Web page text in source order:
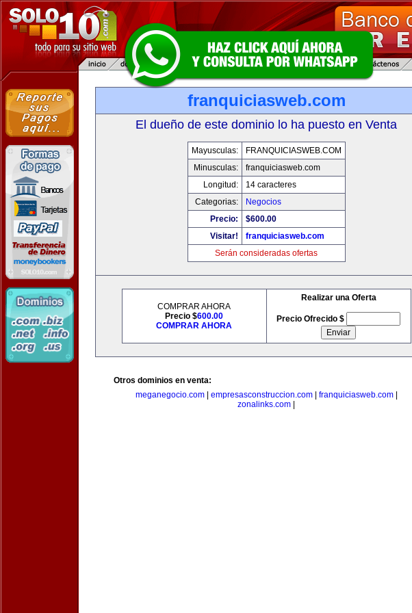
franquiciasweb.com
El dueño de este dominio lo ha puesto en Venta
Mayusculas:
FRANQUICIASWEB.COM
Minusculas:
franquiciasweb.com
Longitud:
14 caracteres
Categorias:
Negocios
Precio:
$600.00
Visitar!
franquiciasweb.com
Serán consideradas ofertas
COMPRAR AHORA
Precio $600.00
COMPRAR AHORA
Realizar una Oferta
Precio Ofrecido $
Otros dominios en venta:
meganegocio.com| empresasconstruccion.com| franquiciasweb.com|
zonalinks.com